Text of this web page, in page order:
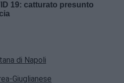
19: catturato presunto
di Napoli
Giuglianese